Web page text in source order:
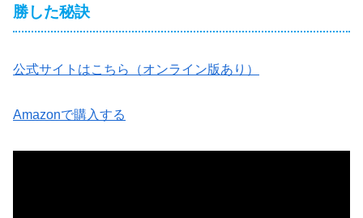
勝した秘訣
公式サイトはこちら（オンライン版あり）
Amazonで購入する